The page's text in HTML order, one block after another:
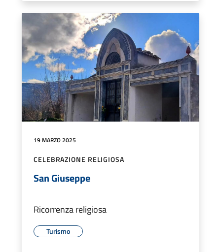
19 MARZO 2025
CELEBRAZIONE RELIGIOSA
San Giuseppe
Ricorrenza religiosa
Turismo